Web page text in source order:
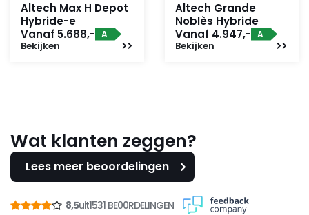
Altech Max H Depot
Hybride-e
Vanaf 5.688,- A
Bekijken
Altech Grande
Noblès Hybride
Vanaf 4.947,- A
Bekijken
Wat klanten zeggen?
Lees meer beoordelingen
8,5uit1531 BE00RDELINGEN